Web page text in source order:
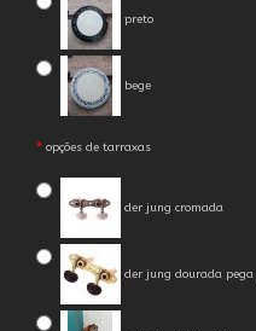
preto
bege
opções de tarraxas
der jung cromada
der jung dourada